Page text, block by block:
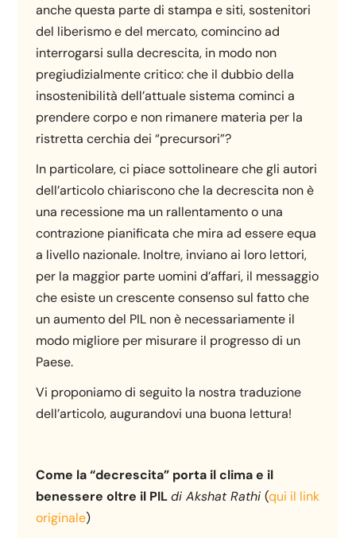
anche questa parte di stampa e siti, sostenitori
del liberismo e del mercato, comincino ad
interrogarsi sulla decrescita, in modo non
pregiudizialmente critico: che il dubbio della
insostenibilità dell’attuale sistema cominci a
prendere corpo e non rimanere materia per la
ristretta cerchia dei “precursori”?
In particolare, ci piace sottolineare che gli autori
dell’articolo chiariscono che la decrescita non è
una recessione ma un rallentamento o una
contrazione pianificata che mira ad essere equa
a livello nazionale. Inoltre, inviano ai loro lettori,
per la maggior parte uomini d’affari, il messaggio
che esiste un crescente consenso sul fatto che
un aumento del PIL non è necessariamente il
modo migliore per misurare il progresso di un
Paese.
Vi proponiamo di seguito la nostra traduzione
dell’articolo, augurandovi una buona lettura!
Come la “decrescita” porta il clima e il
benessere oltre il PILdi Akshat Rathi(qui il link
originale)